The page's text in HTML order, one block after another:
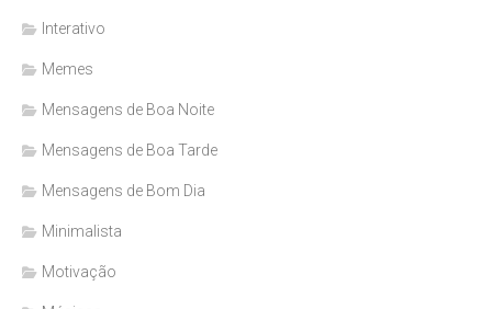
Interativo
Memes
Mensagens de Boa Noite
Mensagens de Boa Tarde
Mensagens de Bom Dia
Minimalista
Motivação